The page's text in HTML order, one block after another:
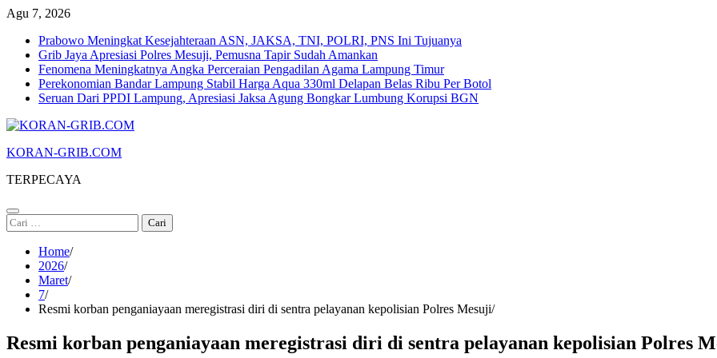
Skip
content
Agu 7, 2026
Prabowo Meningkat Kesejahteraan ASN, JAKSA, TNI, POLRI, PNS Ini Tujuanya
Grib Jaya Apresiasi Polres Mesuji, Pemusna Tapir Sudah Amankan
Fenomena Meningkatnya Angka Perceraian Pengadilan Agama Lampung Timur
Perekonomian Bandar Lampung Stabil Harga Aqua 330ml Delapan Belas Ribu Per Botol
Seruan Dari PPDI Lampung, Apresiasi Jaksa Agung Bongkar Lumbung Korupsi BGN
KORAN-GRIB.COM
TERPECAYA
Cari
untuk:
Home
2026
Maret
7
Resmi korban penganiayaan meregistrasi diri di sentra pelayanan kepolisian Polres Mesuji
Resmi korban penganiayaan meregistrasi diri di sentra pelayanan kepolisian Polres